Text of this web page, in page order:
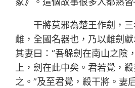
干將莫邪為楚王作劍，
雌，全國名器也，乃以雌劍
其妻曰：“吾躲劍在南山之陰
上，劍在此中矣。君若覺，
之。”及至君覺，殺干將。妻